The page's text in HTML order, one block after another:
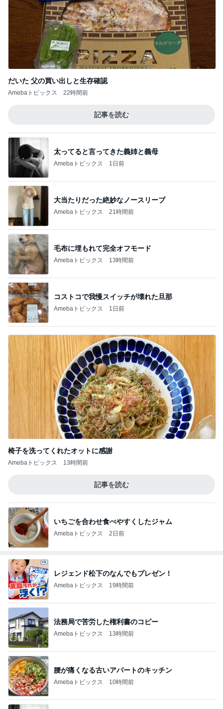
だいた 父の買い出しと生存確認
Amebaトピックス 22時間前
記事を読む
太ってると言ってきた義姉と義母
Amebaトピックス 1日前
大当たりだった絶妙なノースリーブ
Amebaトピックス 21時間前
毛布に埋もれて完全オフモード
Amebaトピックス 13時間前
コストコで我慢スイッチが壊れた旦那
Amebaトピックス 1日前
椅子を洗ってくれたオットに感謝
Amebaトピックス 13時間前
記事を読む
いちごを合わせ食べやすくしたジャム
Amebaトピックス 2日前
レジェンド松下のなんでもプレゼン！
Amebaトピックス 19時間前
法務局で苦労した権利書のコピー
Amebaトピックス 13時間前
腰が痛くなる古いアパートのキッチン
Amebaトピックス 10時間前